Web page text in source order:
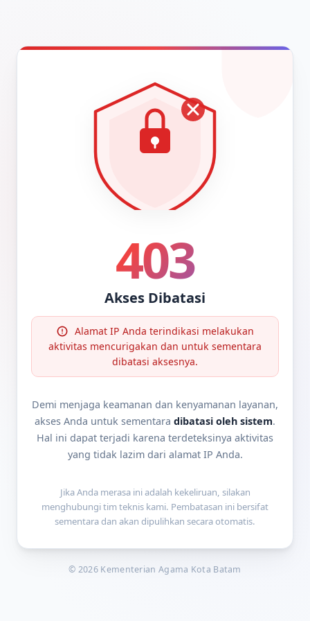
403
Akses Dibatasi
Alamat IP Anda terindikasi melakukan
aktivitas mencurigakan dan untuk sementara
dibatasi aksesnya.
Demi menjaga keamanan dan kenyamanan layanan,
akses Anda untuk sementara dibatasi oleh sistem.
Hal ini dapat terjadi karena terdeteksinya aktivitas
yang tidak lazim dari alamat IP Anda.
Jika Anda merasa ini adalah kekeliruan, silakan
menghubungi tim teknis kami. Pembatasan ini bersifat
sementara dan akan dipulihkan secara otomatis.
© 2026 Kementerian Agama Kota Batam